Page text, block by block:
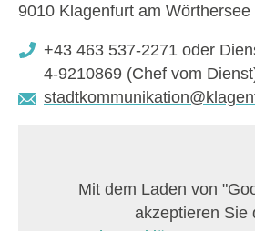
9010 Klagenfurt am Wörthersee
+43 463 537-2271 oder
4-9210869 (Chef vom